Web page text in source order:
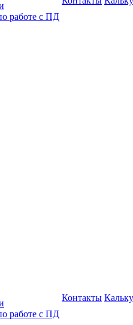
работе с ПД
работе с ПД
Контакты